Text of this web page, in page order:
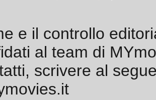
e il controllo
al team di
scrivere al